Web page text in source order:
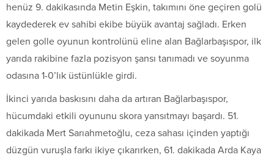
henüz 9. dakikasında Metin Eşkin, takımını öne geçiren golü
kaydederek ev sahibi ekibe büyük avantaj sağladı. Erken
gelen golle oyunun kontrolünü eline alan Bağlarbaşıspor, ilk
yarıda rakibine fazla pozisyon şansı tanımadı ve soyunma
odasına 1-0’lık üstünlükle girdi.
İkinci yarıda baskısını daha da artıran Bağlarbaşıspor,
hücumdaki etkili oyununu skora yansıtmayı başardı. 51.
dakikada Mert Sarıahmetoğlu, ceza sahası içinden yaptığı
düzgün vuruşla farkı ikiye çıkarırken, 61. dakikada Arda Kaya